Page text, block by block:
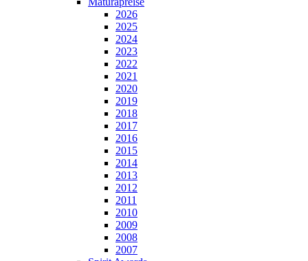
2026
2025
2024
2023
2022
2021
2020
2019
2018
2017
2016
2015
2014
2013
2012
2011
2010
2009
2008
2007